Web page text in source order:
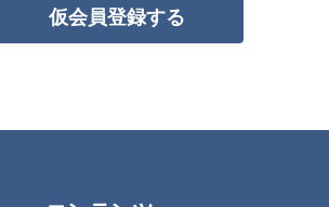
仮会員登録する